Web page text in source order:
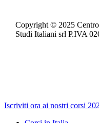
Copyright © 2025
Studi Italiani srl P.IVA
Close
Iscriviti ora ai nostri corsi